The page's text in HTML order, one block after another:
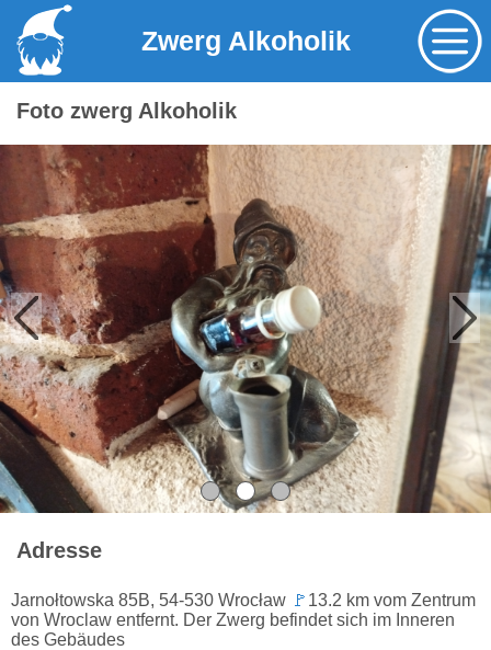
Zwerg Alkoholik
Foto zwerg Alkoholik
Adresse
Jarnołtowska 85B, 54-530 Wrocław 🚩 13.2 km vom Zentrum
von Wroclaw entfernt. Der Zwerg befindet sich im Inneren
des Gebäudes